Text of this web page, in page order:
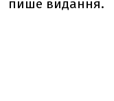
пише видання.